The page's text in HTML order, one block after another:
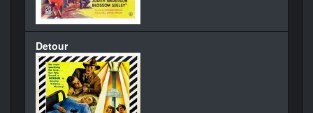
Detour